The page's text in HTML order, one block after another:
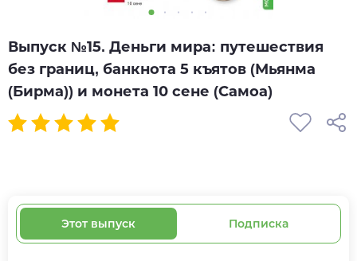
Выпуск №15. Деньги мира: путешествия
без границ, банкнота 5 къятов (Мьянма
(Бирма)) и монета 10 сене (Самоа)
Этот выпуск Подписка